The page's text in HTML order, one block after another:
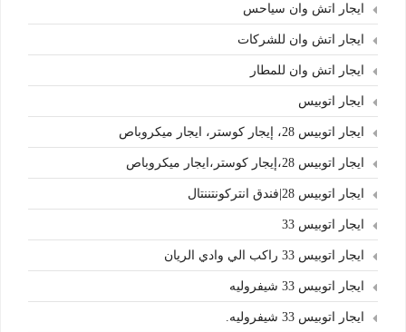
ايجار اتش وان سياحس
ايجار اتش وان للشركات
ايجار اتش وان للمطار
ايجار اتوبيس
ايجار اتوبيس 28، إيجار كوستر، ايجار ميكروباص
ايجار اتوبيس 28،إيجار كوستر،ايجار ميكروباص
ايجار اتوبيس 28|فندق انتركونتننتال
ايجار اتوبيس 33
ايجار اتوبيس 33 راكب الي وادي الريان
ايجار اتوبيس 33 شيفروليه
ايجار اتوبيس 33 شيفروليه.